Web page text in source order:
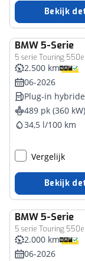
Bekijk
BMW5-Serie
5 serie Touring
2.500 km
06-2026
Plug-in hybride
489 pk (360 kW)
34,5 l/100 km
Vergelijk
Bekijk
BMW5-Serie
5 serie Touring
2.000 km
06-2026